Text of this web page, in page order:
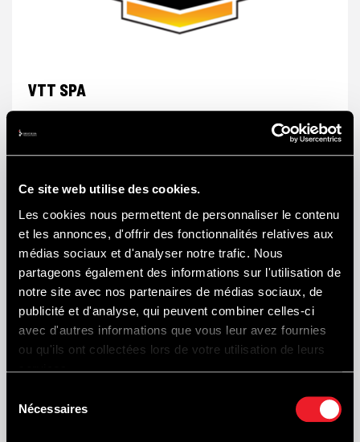
Ce site web utilise des cookies.
Les cookies nous permettent de personnaliser le contenu
et les annonces, d'offrir des fonctionnalités relatives aux
médias sociaux et d'analyser notre trafic. Nous
partageons également des informations sur l'utilisation de
notre site avec nos partenaires de médias sociaux, de
publicité et d'analyse, qui peuvent combiner celles-ci
avec d'autres informations que vous leur avez fournies
ou qu'ils ont collectées lors de votre utilisation de leurs
services.
Nécessaires
VTT SPA
scooters
https://www.vttspa.be/
T 0032 4 87 32 10 26